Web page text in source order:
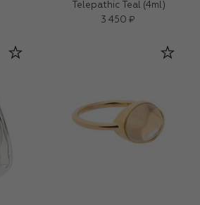
Telepathic Teal (4ml)
3 450 ₽